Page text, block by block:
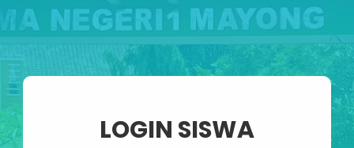
LOGIN SISWA